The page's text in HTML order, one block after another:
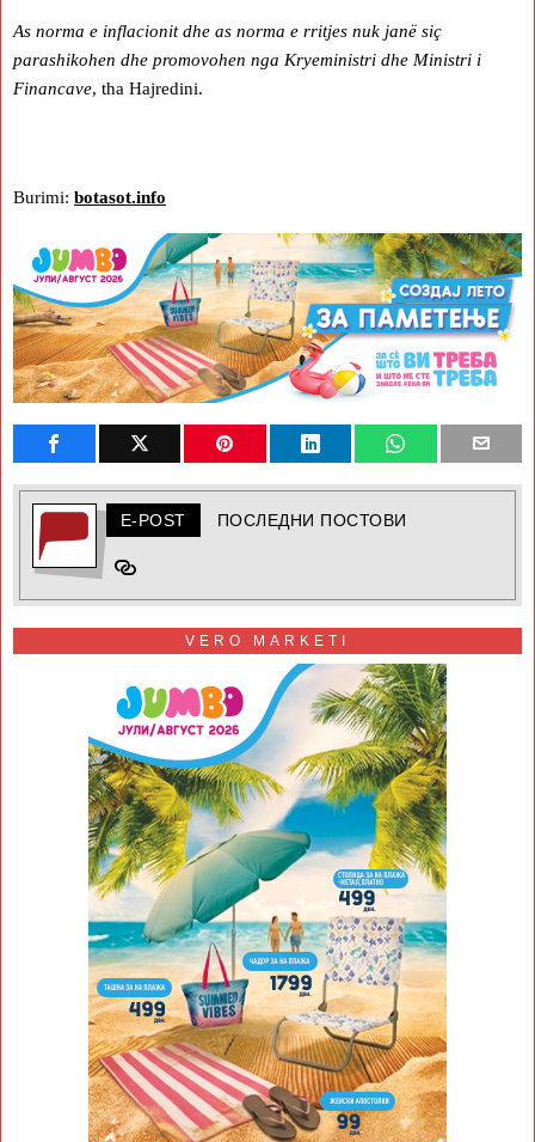
As norma e inflacionit dhe as norma e rritjes nuk janë siç
parashikohen dhe promovohen nga Kryeministri dhe Ministri i
Financave, tha Hajredini.
Burimi: botasot.info
E-POST ПОСЛЕДНИ ПОСТОВИ
VERO MARKETI